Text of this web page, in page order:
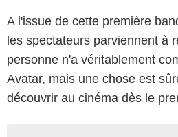
A l'issue de cette première
les spectateurs parviennent à
personne n'a véritablement
Avatar, mais une chose est
découvrir au cinéma dès le